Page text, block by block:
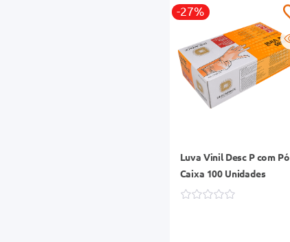
-27%
Luva Vinil Desc P com Pó
Caixa 100 Unidades